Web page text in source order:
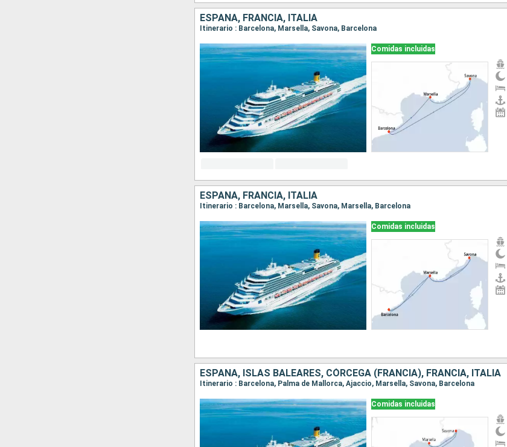
ESPAÑA, FRANCIA, ITALIA
Itinerario : Barcelona, Marsella, Savona, Barcelona
Comidas incluidas
ESPAÑA, FRANCIA, ITALIA
Itinerario : Barcelona, Marsella, Savona, Marsella, Barcelona
Comidas incluidas
ESPAÑA, ISLAS BALEARES, CÓRCEGA (FRANCIA), FRANCIA, ITALIA
Itinerario : Barcelona, Palma de Mallorca, Ajaccio, Marsella, Savona, Barcelona
Comidas incluidas